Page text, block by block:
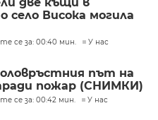
село Висока могила
се за: 00:40 мин. У нас
път на
пожар (СНИМКИ)
се за: 00:42 мин. У нас